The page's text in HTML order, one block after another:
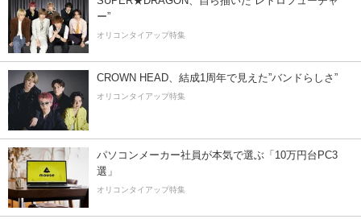
ー”
オリコンタイアップ特集
CROWN HEAD、結成1周年で見えた”バンドらしさ”
オリコンタイアップ特集
パソコンメーカー社員が本気で選ぶ「10万円台PC3
選」
オリコンタイアップ特集